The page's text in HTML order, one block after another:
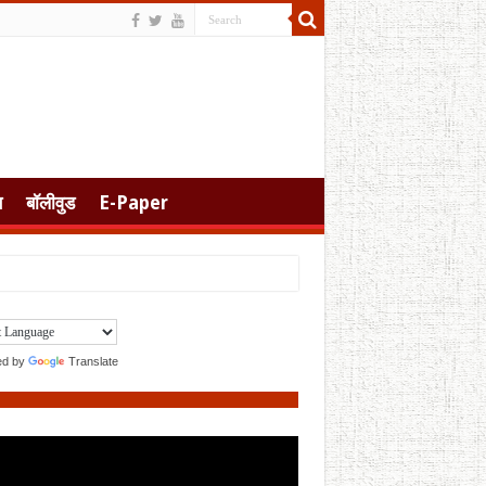
बॉलीवुड E-Paper
by Translate